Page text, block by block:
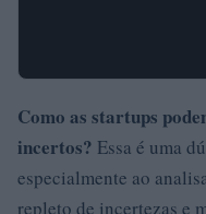
Como as startups
incertos? Essa é uma
especialmente ao
repleto de incertezas e